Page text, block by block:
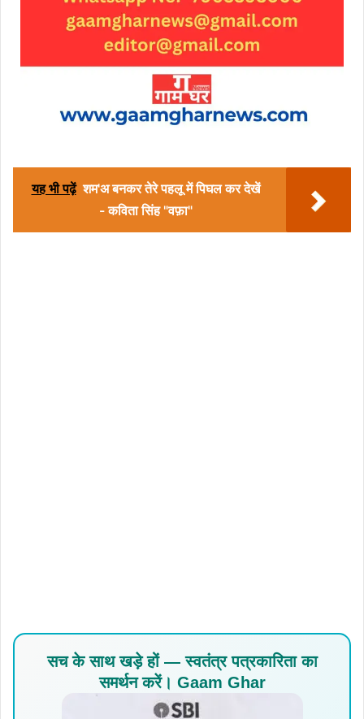
यह भी पढ़ें शम'अ बनकर तेरे पहलू में पिघल कर देखें
- कविता सिंह "वफ़ा"
सच के साथ खड़े हों — स्वतंत्र पत्रकारिता का
समर्थन करें। Gaam Ghar